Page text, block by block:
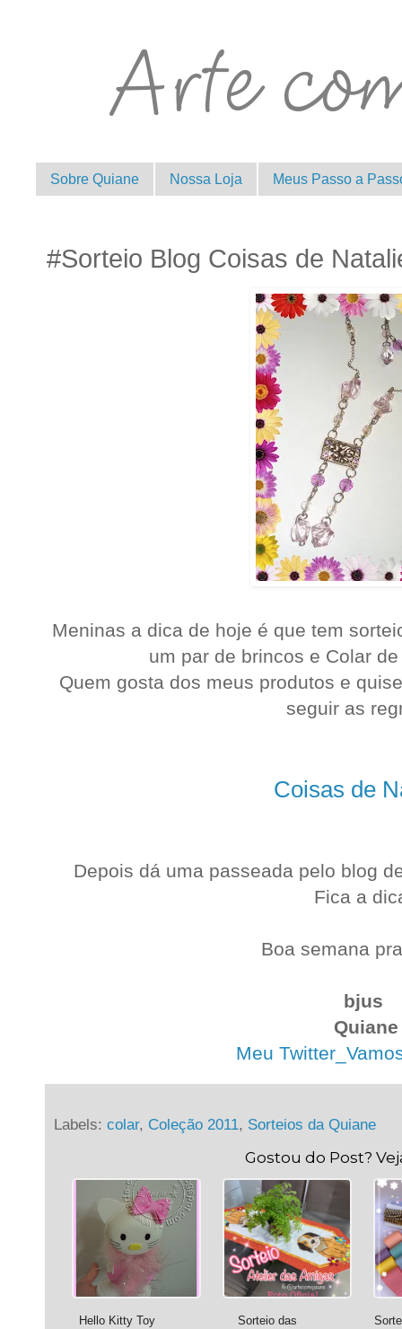
Sobre Quiane Nossa Loja Meus Passo a
#Sorteio Blog Coisas de
Meninas a dica de hoje é que tem
um par de brincos e Colar
Quem gosta dos meus produtos e
seguir as
Coisas de
Depois dá uma passeada pelo blog
Fica a
Boa semana
bjus
Quiane
Meu
Labels: colar, Coleção 2011, Sorteios da Quiane
Gostou do Post?
Hello Kitty Toy
Sorteio das